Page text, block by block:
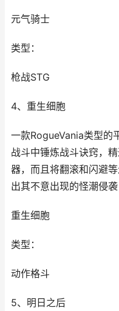
元气骑士
类型：
枪战STG
4、重生细胞
一款RogueVania类型的
战斗中锤炼战斗诀窍，
器，而且将翻滚和闪避
出其不意出现的怪潮侵
重生细胞
类型：
动作格斗
5、明日之后